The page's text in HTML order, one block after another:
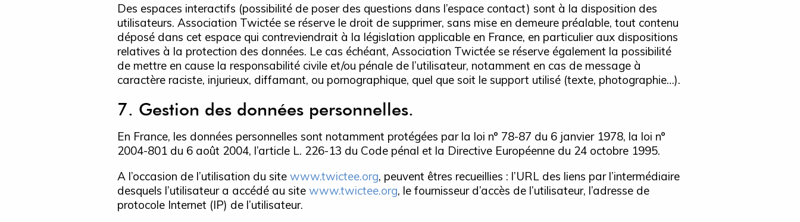
Des espaces interactifs (possibilité de poser des questions dans l’espace contact) sont à la disposition des
utilisateurs. Association Twictée se réserve le droit de supprimer, sans mise en demeure préalable, tout contenu
déposé dans cet espace qui contreviendrait à la législation applicable en France, en particulier aux dispositions
relatives à la protection des données. Le cas échéant, Association Twictée se réserve également la possibilité
de mettre en cause la responsabilité civile et/ou pénale de l’utilisateur, notamment en cas de message à
caractère raciste, injurieux, diffamant, ou pornographique, quel que soit le support utilisé (texte, photographie…).
7. Gestion des données personnelles.
En France, les données personnelles sont notamment protégées par la loi n° 78-87 du 6 janvier 1978, la loi n°
2004-801 du 6 août 2004, l’article L. 226-13 du Code pénal et la Directive Européenne du 24 octobre 1995.
A l’occasion de l’utilisation du site www.twictee.org, peuvent êtres recueillies : l’URL des liens par l’intermédiaire
desquels l’utilisateur a accédé au site www.twictee.org, le fournisseur d’accès de l’utilisateur, l’adresse de
protocole Internet (IP) de l’utilisateur.